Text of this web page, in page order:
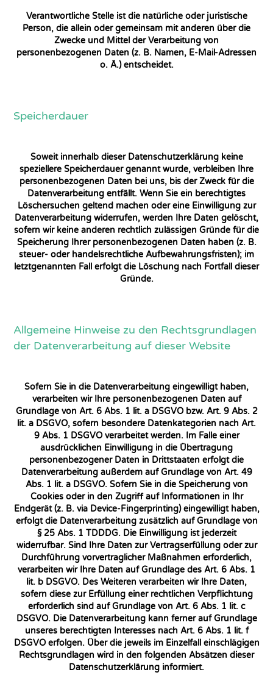
Verantwortliche Stelle ist die natürliche oder juristische
Person, die allein oder gemeinsam mit anderen über die
Zwecke und Mittel der Verarbeitung von
personenbezogenen Daten (z. B. Namen, E-Mail-Adressen
o. Ä.) entscheidet.
Speicherdauer
Soweit innerhalb dieser Datenschutzerklärung keine
speziellere Speicherdauer genannt wurde, verbleiben Ihre
personenbezogenen Daten bei uns, bis der Zweck für die
Datenverarbeitung entfällt. Wenn Sie ein berechtigtes
Löschersuchen geltend machen oder eine Einwilligung zur
Datenverarbeitung widerrufen, werden Ihre Daten gelöscht,
sofern wir keine anderen rechtlich zulässigen Gründe für die
Speicherung Ihrer personenbezogenen Daten haben (z. B.
steuer- oder handelsrechtliche Aufbewahrungsfristen); im
letztgenannten Fall erfolgt die Löschung nach Fortfall dieser
Gründe.
Allgemeine Hinweise zu den Rechtsgrundlagen
der Datenverarbeitung auf dieser Website
Sofern Sie in die Datenverarbeitung eingewilligt haben,
verarbeiten wir Ihre personenbezogenen Daten auf
Grundlage von Art. 6 Abs. 1 lit. a DSGVO bzw. Art. 9 Abs. 2
lit. a DSGVO, sofern besondere Datenkategorien nach Art.
9 Abs. 1 DSGVO verarbeitet werden. Im Falle einer
ausdrücklichen Einwilligung in die Übertragung
personenbezogener Daten in Drittstaaten erfolgt die
Datenverarbeitung außerdem auf Grundlage von Art. 49
Abs. 1 lit. a DSGVO. Sofern Sie in die Speicherung von
Cookies oder in den Zugriff auf Informationen in Ihr
Endgerät (z. B. via Device-Fingerprinting) eingewilligt haben,
erfolgt die Datenverarbeitung zusätzlich auf Grundlage von
§ 25 Abs. 1 TDDDG. Die Einwilligung ist jederzeit
widerrufbar. Sind Ihre Daten zur Vertragserfüllung oder zur
Durchführung vorvertraglicher Maßnahmen erforderlich,
verarbeiten wir Ihre Daten auf Grundlage des Art. 6 Abs. 1
lit. b DSGVO. Des Weiteren verarbeiten wir Ihre Daten,
sofern diese zur Erfüllung einer rechtlichen Verpflichtung
erforderlich sind auf Grundlage von Art. 6 Abs. 1 lit. c
DSGVO. Die Datenverarbeitung kann ferner auf Grundlage
unseres berechtigten Interesses nach Art. 6 Abs. 1 lit. f
DSGVO erfolgen. Über die jeweils im Einzelfall einschlägigen
Rechtsgrundlagen wird in den folgenden Absätzen dieser
Datenschutzerklärung informiert.